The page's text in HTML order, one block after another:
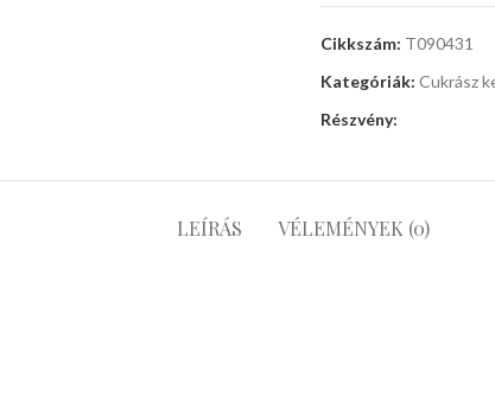
Cikkszám: T090431
Kategóriák: Cukrász
Részvény:
LEÍRÁS VÉLEMÉNYEK (0)